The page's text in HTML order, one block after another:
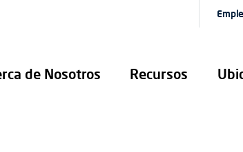
de Nosotros Recursos